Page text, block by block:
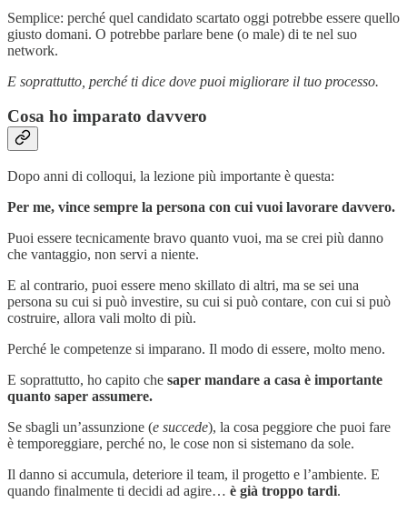
Semplice: perché quel candidato scartato oggi potrebbe essere quello
giusto domani. O potrebbe parlare bene (o male) di te nel suo
network.
E soprattutto, perché ti dice dove puoi migliorare il tuo processo.
Cosa ho imparato davvero
Dopo anni di colloqui, la lezione più importante è questa:
Per me, vince sempre la persona con cui vuoi lavorare davvero.
Puoi essere tecnicamente bravo quanto vuoi, ma se crei più danno
che vantaggio, non servi a niente.
E al contrario, puoi essere meno skillato di altri, ma se sei una
persona su cui si può investire, su cui si può contare, con cui si può
costruire, allora vali molto di più.
Perché le competenze si imparano. Il modo di essere, molto meno.
E soprattutto, ho capito che saper mandare a casa è importante
quanto saper assumere.
Se sbagli un’assunzione (e succede), la cosa peggiore che puoi fare
è temporeggiare, perché no, le cose non si sistemano da sole.
Il danno si accumula, deteriore il team, il progetto e l’ambiente. E
quando finalmente ti decidi ad agire… è già troppo tardi.